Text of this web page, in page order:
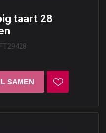
taart 28
FT29428